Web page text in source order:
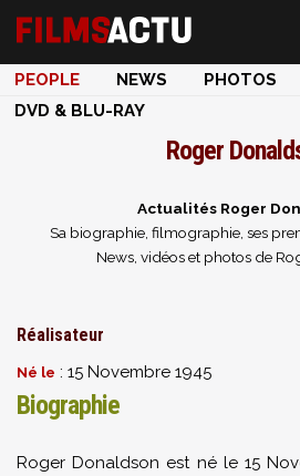
PEOPLE NEWS PHOTOS
DVD & BLU-RAY
Roger
Actualités Roger
Sa biographie, filmographie, ses
News, vidéos et photos de
Réalisateur
Né le : 15 Novembre 1945
Biographie
Roger Donaldson est né le 15